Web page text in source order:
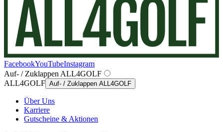
FacebookYouTubeInstagram
Auf- / Zuklappen ALL4GOLF
ALL4GOLF Auf- / Zuklappen ALL4GOLF
Über Uns
Karriere
Gutscheine & Aktionen